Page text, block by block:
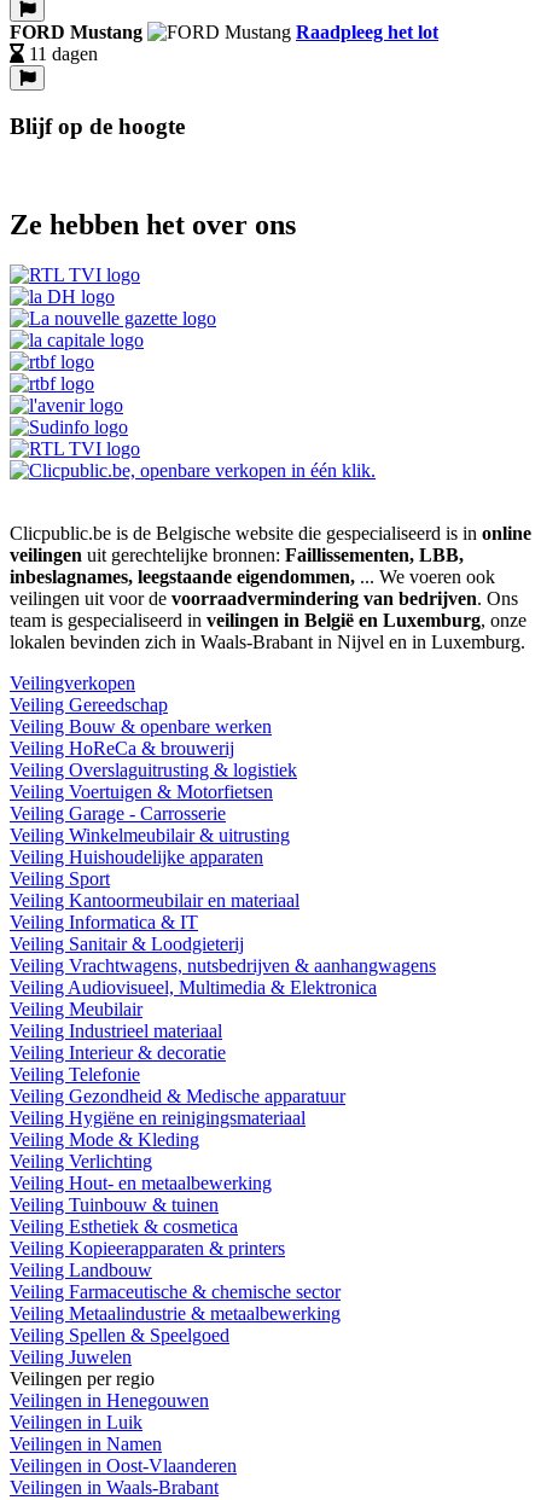
FORD Mustang
Raadpleeg het lot
11 dagen
Blijf op de hoogte
Ze hebben het over ons
Clicpublic.be is de Belgische website die gespecialiseerd is in online
veilingen uit gerechtelijke bronnen: Faillissementen, LBB,
inbeslagnames, leegstaande eigendommen, ... We voeren ook
veilingen uit voor de voorraadvermindering van bedrijven. Ons
team is gespecialiseerd in veilingen in België en Luxemburg, onze
lokalen bevinden zich in Waals-Brabant in Nijvel en in Luxemburg.
Veilingverkopen
Veiling Gereedschap
Veiling Bouw & openbare werken
Veiling HoReCa & brouwerij
Veiling Overslaguitrusting & logistiek
Veiling Voertuigen & Motorfietsen
Veiling Garage - Carrosserie
Veiling Winkelmeubilair & uitrusting
Veiling Huishoudelijke apparaten
Veiling Sport
Veiling Kantoormeubilair en materiaal
Veiling Informatica & IT
Veiling Sanitair & Loodgieterij
Veiling Vrachtwagens, nutsbedrijven & aanhangwagens
Veiling Audiovisueel, Multimedia & Elektronica
Veiling Meubilair
Veiling Industrieel materiaal
Veiling Interieur & decoratie
Veiling Telefonie
Veiling Gezondheid & Medische apparatuur
Veiling Hygiëne en reinigingsmateriaal
Veiling Mode & Kleding
Veiling Verlichting
Veiling Hout- en metaalbewerking
Veiling Tuinbouw & tuinen
Veiling Esthetiek & cosmetica
Veiling Kopieerapparaten & printers
Veiling Landbouw
Veiling Farmaceutische & chemische sector
Veiling Metaalindustrie & metaalbewerking
Veiling Spellen & Speelgoed
Veiling Juwelen
Veilingen per regio
Veilingen in Henegouwen
Veilingen in Luik
Veilingen in Namen
Veilingen in Oost-Vlaanderen
Veilingen in Waals-Brabant